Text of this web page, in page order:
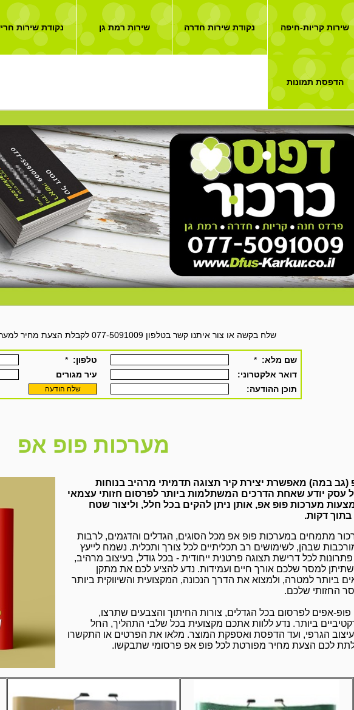
שירות קריות-חיפה נקודת שירות חדרה שירות רמת גן נקודת שירות
הדפסת תמונות
שלח בקשה או צור איתנו קשר בטלפון 077-5091009 לקבלת הצעת מחיר למערכת פופ אפ מדפוס כרכור
מערכות פופ אפ
(גב במה) מאפשרת יצירת קיר תצוגה תדמיתי מרהיב בנוחות
עסק יודע שאחת הדרכים המשתלמות ביותר לפרסום חזותי עצמאי
מערכות פופ אפ, אותן ניתן להקים בכל חלל, וליצור שטח
דקות.
מתמחים במערכות פופ אפ מכל הסוגים, הגדלים והדגמים, לרבות
שבהן, לשימושים רב תכליתיים לכל צורך ותכלית. נשמח לייעץ
לכל דרישת תצוגה פרטנית ייחודית - בכל גודל, בעיצוב מרהיב,
שתיתן למסר שלכם אורך חיים ועמידות. נדע להציע לכם את מתקן
ביותר למטרה, ולמצוא את הדרך הנכונה, המקצועית והשיווקית ביותר
החזותי שלכם.
פופ-אפים לפרסום בכל הגדלים, צורות החיתוך והצבעים שתרצו,
ביותר. נדע ללוות אתכם מקצועית בכל שלבי התהליך, החל
הגרפי, ועד הדפסת ואספקת המוצר. מלאו את הפרטים או התקשרו
לכם הצעת מחיר מפורטת לכל פופ אפ פרסומי שתבקשו.